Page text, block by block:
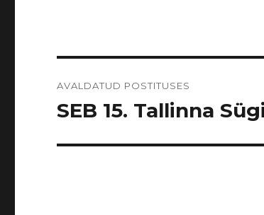
AVALDATUD POSTITUSES
SEB 15. Tallinna